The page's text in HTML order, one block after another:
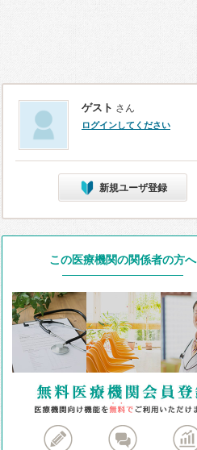
ゲスト さん
ログインしてください
新規ユーザ登録
この医療機関の関係者の方へ